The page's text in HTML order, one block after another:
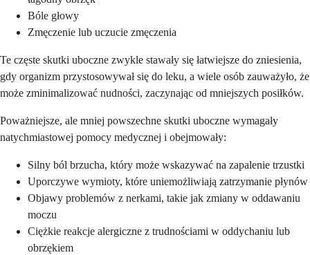
Bóle głowy
Zmęczenie lub uczucie zmęczenia
Te częste skutki uboczne zwykle stawały się łatwiejsze do zniesienia,
gdy organizm przystosowywał się do leku, a wiele osób zauważyło, że
może zminimalizować nudności, zaczynając od mniejszych posiłków.
Poważniejsze, ale mniej powszechne skutki uboczne wymagały
natychmiastowej pomocy medycznej i obejmowały:
Silny ból brzucha, który może wskazywać na zapalenie trzustki
Uporczywe wymioty, które uniemożliwiają zatrzymanie płynów
Objawy problemów z nerkami, takie jak zmiany w oddawaniu
moczu
Ciężkie reakcje alergiczne z trudnościami w oddychaniu lub
obrzękiem